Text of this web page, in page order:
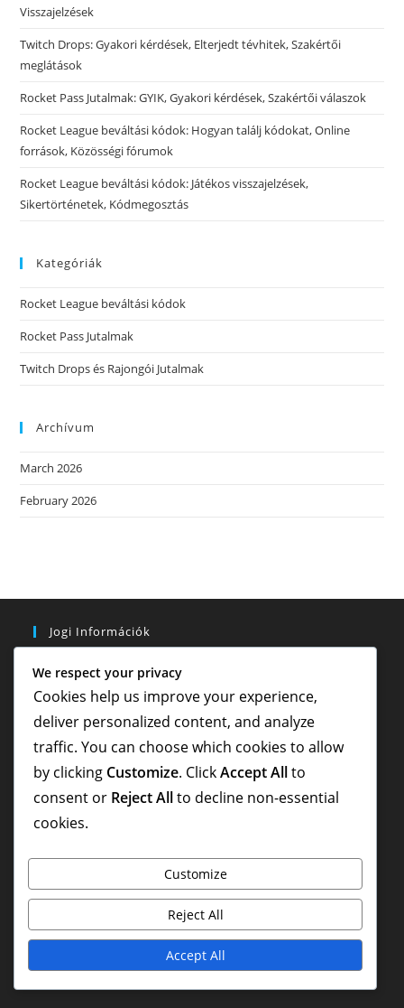
Visszajelzések
Twitch Drops: Gyakori kérdések, Elterjedt tévhitek, Szakértői
meglátások
Rocket Pass Jutalmak: GYIK, Gyakori kérdések, Szakértői válaszok
Rocket League beváltási kódok: Hogyan találj kódokat, Online
források, Közösségi fórumok
Rocket League beváltási kódok: Játékos visszajelzések,
Sikertörténetek, Kódmegosztás
Kategóriák
Rocket League beváltási kódok
Rocket Pass Jutalmak
Twitch Drops és Rajongói Jutalmak
Archívum
March 2026
February 2026
Jogi Információk
Kapcsolatfelvétel
Süti beállítások
Adatvédelmi irányelvek
Kik vagyunk
Felhasználói megállapodás
Kategóriák
Rocket League beváltási kódok
Rocket Pass Jutalmak
Twitch Drops és Rajongói Jutalmak
We respect your privacy
Cookies help us improve your experience,
deliver personalized content, and analyze
traffic. You can choose which cookies to allow
by clicking Customize. ClickAccept Allto
consent or Reject Allto decline non-essential
cookies.
Customize
Reject All
Accept All